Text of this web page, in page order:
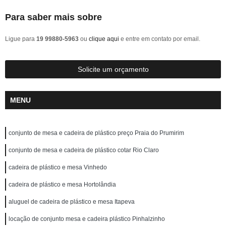
Para saber mais sobre
Ligue para 19 99880-5963 ou clique aqui e entre em contato por email.
Solicite um orçamento
MENU
conjunto de mesa e cadeira de plástico preço Praia do Prumirim
conjunto de mesa e cadeira de plástico cotar Rio Claro
cadeira de plástico e mesa Vinhedo
cadeira de plástico e mesa Hortolândia
aluguel de cadeira de plástico e mesa Itapeva
locação de conjunto mesa e cadeira plástico Pinhalzinho